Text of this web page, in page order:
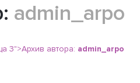
admin_arpo
3">Архив автора: admin_arpo